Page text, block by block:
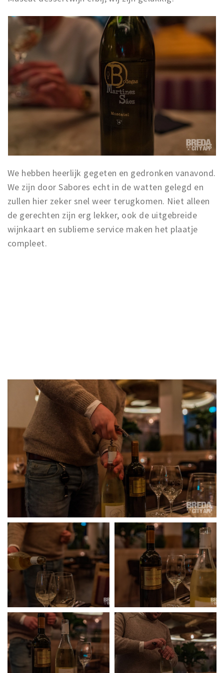
We hebben heerlijk gegeten en gedronken vanavond.
We zijn door Sabores echt in de watten gelegd en
zullen hier zeker snel weer terugkomen. Niet alleen
de gerechten zijn erg lekker, ook de uitgebreide
wijnkaart en sublieme service maken het plaatje
compleet.